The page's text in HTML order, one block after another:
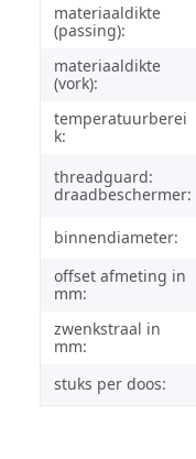
materiaaldikte
(passing):
materiaaldikte
(vork):
temperatuurberei
k:
threadguard:
draadbeschermer:
binnendiameter:
offset afmeting in
mm:
zwenkstraal in
mm:
stuks per doos: